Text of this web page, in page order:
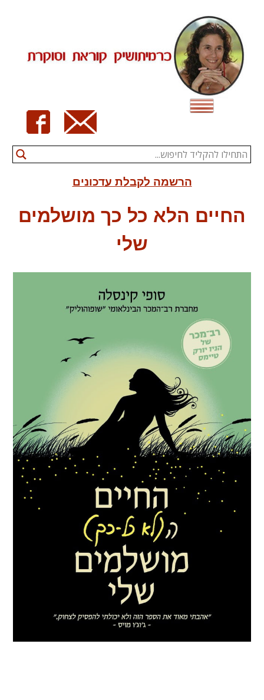
content
הרשמה לקבלת עדכונים
החיים הלא כל כך מושלמים
שלי